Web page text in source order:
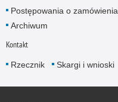
Postępowania o zamówienia
Archiwum
Kontakt
Rzecznik Skargi i wnioski